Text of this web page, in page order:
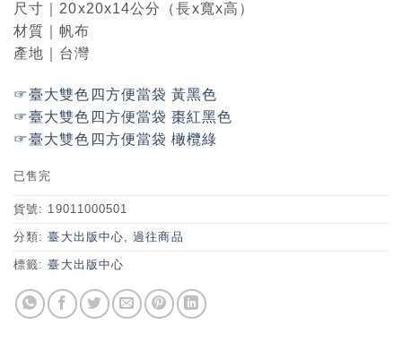
尺寸｜20x20x14公分（長x寬x高）
材質｜帆布
產地｜台灣
☞臺大雙色四方便當袋 黃黑色
☞臺大雙色四方便當袋 棗紅黑色
☞臺大雙色四方便當袋 橄欖綠
已售完
貨號: 19011000501
分類:臺大出版中心 ,過往商品
標籤:臺大出版中心